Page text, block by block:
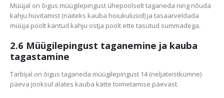
Müüjal on õigus müügilepingust ühepoolselt taganeda ning nõuda
kahju hüvitamist (näiteks kauba hoiukulusid) ja tasaarveldada
müüja poolt kantud kahju ostja poolt ette tasutud summadega.
2.6 Müügilepingust taganemine ja kauba
tagastamine
Tarbijal on õigus taganeda müügilepingust 14 (neljateistkümne)
päeva jooksul alates kauba kätte toimetamise päevast.